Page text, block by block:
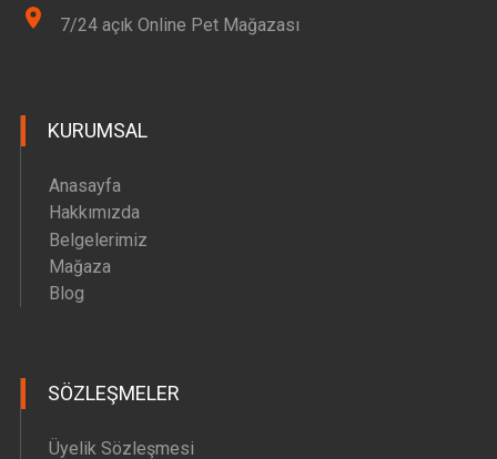
7/24 açık Online Pet Mağazası
KURUMSAL
Anasayfa
Hakkımızda
Belgelerimiz
Mağaza
Blog
SÖZLEŞMELER
Üyelik Sözleşmesi